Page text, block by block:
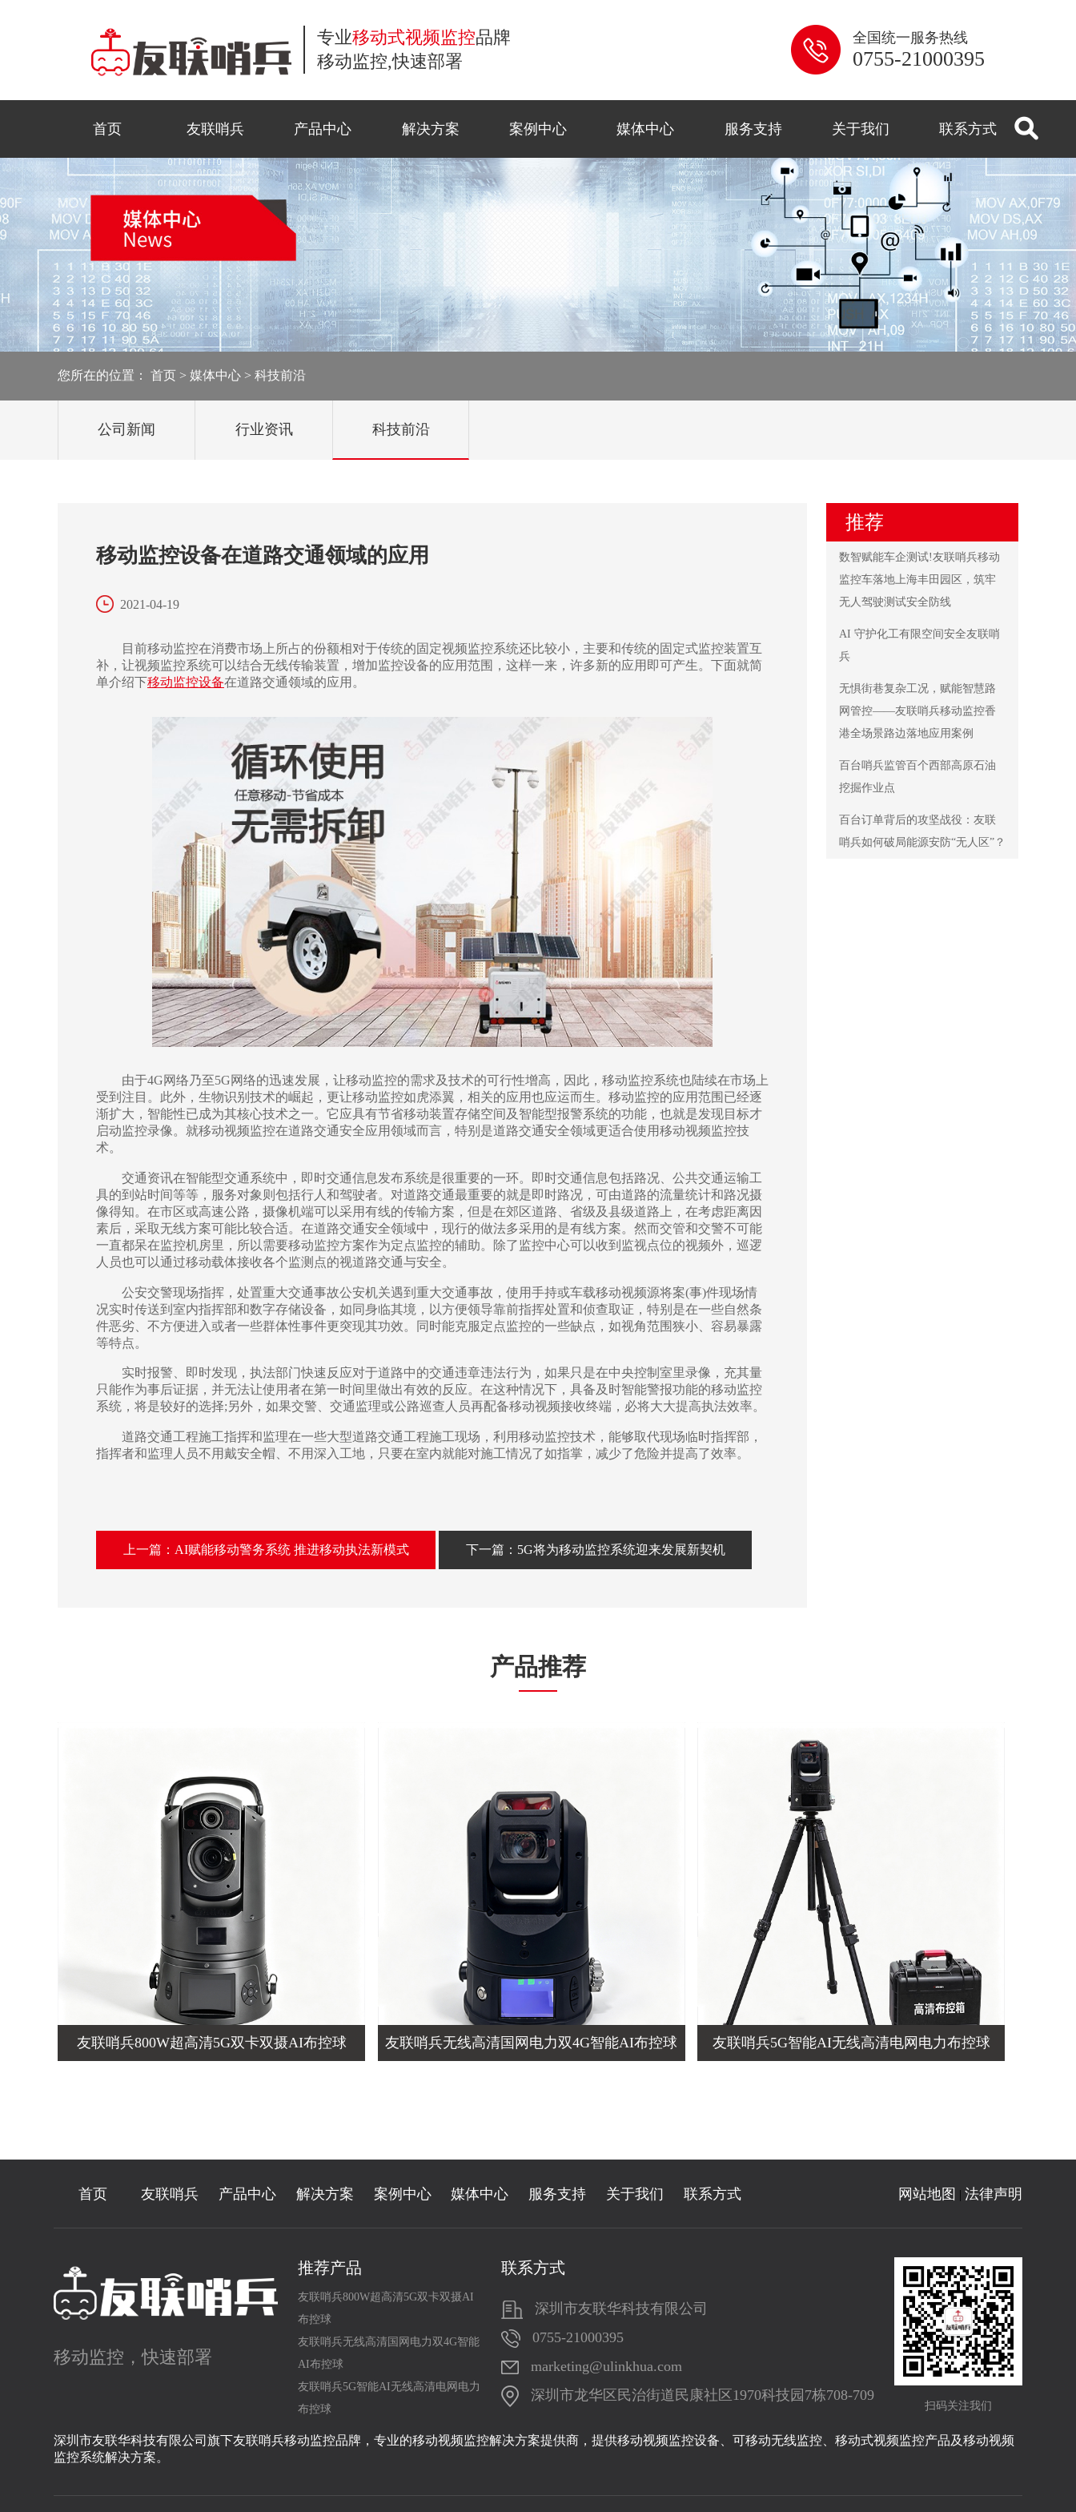
专业移动式视频监控品牌
移动监控,快速部署
全国统一服务热线
0755-21000395
首页 友联哨兵 产品中心
小哨兵移动监控
移动监控系列
小哨兵移动监控
风光互补移动监控
移动布控球
金字塔移动监控
三脚架移动监控
太阳能监控
雪橇移动监控
解决方案
商业应用
商业应用
公共安全
案例中心
工地监控
工地监控
野外巡防
石油监控
活动监控
园区智测
媒体中心
公司新闻
公司新闻
行业资讯
科技前沿
服务支持
常见问题解答
常见问题解答
服务流程
资料下载
视频中心
关于我们 联系方式
联系方式
联系方式
在线留言
招贤纳士
法律声明
合作模式
您所在的位置： 首页 > 媒体中心 > 科技前沿
公司新闻 行业资讯 科技前沿
移动监控设备在道路交通领域的应用
2021-04-19
目前移动监控在消费市场上所占的份额相对于传统的固定视频监控系统还比较小，主要和传统的固定式监控装置互
补，让视频监控系统可以结合无线传输装置，增加监控设备的应用范围，这样一来，许多新的应用即可产生。下面就简
单介绍下移动监控设备在道路交通领域的应用。
由于4G网络乃至5G网络的迅速发展，让移动监控的需求及技术的可行性增高，因此，移动监控系统也陆续在市场上
受到注目。此外，生物识别技术的崛起，更让移动监控如虎添翼，相关的应用也应运而生。移动监控的应用范围已经逐
渐扩大，智能性已成为其核心技术之一。它应具有节省移动装置存储空间及智能型报警系统的功能，也就是发现目标才
启动监控录像。就移动视频监控在道路交通安全应用领域而言，特别是道路交通安全领域更适合使用移动视频监控技
术。
交通资讯在智能型交通系统中，即时交通信息发布系统是很重要的一环。即时交通信息包括路况、公共交通运输工
具的到站时间等等，服务对象则包括行人和驾驶者。对道路交通最重要的就是即时路况，可由道路的流量统计和路况摄
像得知。在市区或高速公路，摄像机端可以采用有线的传输方案，但是在郊区道路、省级及县级道路上，在考虑距离因
素后，采取无线方案可能比较合适。在道路交通安全领域中，现行的做法多采用的是有线方案。然而交管和交警不可能
一直都呆在监控机房里，所以需要移动监控方案作为定点监控的辅助。除了监控中心可以收到监视点位的视频外，巡逻
人员也可以通过移动载体接收各个监测点的视道路交通与安全。
公安交警现场指挥，处置重大交通事故公安机关遇到重大交通事故，使用手持或车载移动视频源将案(事)件现场情
况实时传送到室内指挥部和数字存储设备，如同身临其境，以方便领导靠前指挥处置和侦查取证，特别是在一些自然条
件恶劣、不方便进入或者一些群体性事件更突现其功效。同时能克服定点监控的一些缺点，如视角范围狭小、容易暴露
等特点。
实时报警、即时发现，执法部门快速反应对于道路中的交通违章违法行为，如果只是在中央控制室里录像，充其量
只能作为事后证据，并无法让使用者在第一时间里做出有效的反应。在这种情况下，具备及时智能警报功能的移动监控
系统，将是较好的选择;另外，如果交警、交通监理或公路巡查人员再配备移动视频接收终端，必将大大提高执法效率。
道路交通工程施工指挥和监理在一些大型道路交通工程施工现场，利用移动监控技术，能够取代现场临时指挥部，
指挥者和监理人员不用戴安全帽、不用深入工地，只要在室内就能对施工情况了如指掌，减少了危险并提高了效率。
上一篇：AI赋能移动警务系统 推进移动执法新模式 下一篇：5G将为移动监控系统迎来发展新契机
推荐
数智赋能车企测试!友联哨兵移动
监控车落地上海丰田园区，筑牢
无人驾驶测试安全防线
AI 守护化工有限空间安全友联哨
兵
无惧街巷复杂工况，赋能智慧路
网管控——友联哨兵移动监控香
港全场景路边落地应用案例
百台哨兵监管百个西部高原石油
挖掘作业点
百台订单背后的攻坚战役：友联
哨兵如何破局能源安防“无人区”？
产品推荐
友联哨兵800W超高清5G双卡双摄AI布控球 友联哨兵无线高清国网电力双4G智能AI布控球 友联哨兵5G智能AI无线高清电网电力布控球
首页 友联哨兵 产品中心 解决方案 案例中心 媒体中心 服务支持 关于我们 联系方式 网站地图 | 法律声明
移动监控，快速部署
推荐产品
友联哨兵800W超高清5G双卡双摄AI
布控球
友联哨兵无线高清国网电力双4G智能
AI布控球
友联哨兵5G智能AI无线高清电网电力
布控球
联系方式
深圳市友联华科技有限公司
0755-21000395
marketing@ulinkhua.com
深圳市龙华区民治街道民康社区1970科技园7栋708-709
扫码关注我们
深圳市友联华科技有限公司旗下友联哨兵移动监控品牌，专业的移动视频监控解决方案提供商，提供移动视频监控设备、可移动无线监控、移动式视频监控产品及移动视频
监控系统解决方案。